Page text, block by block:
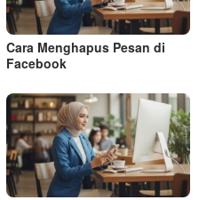
Cara Menghapus Pesan di
Facebook